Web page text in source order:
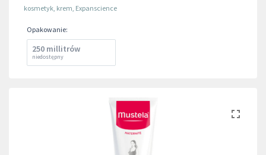
kosmetyk, krem, Expanscience
Opakowanie:
250 millitrów
niedostępny